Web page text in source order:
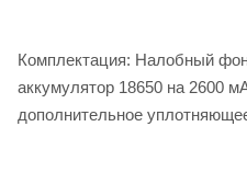
Комплектация: Налобный
аккумулятор 18650 на 2600
дополнительное